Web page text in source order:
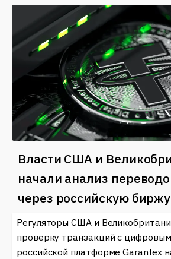
Власти США и
начали анализ
через российскую
Регуляторы США и
проверку транзакций с
российской платформе Garantex